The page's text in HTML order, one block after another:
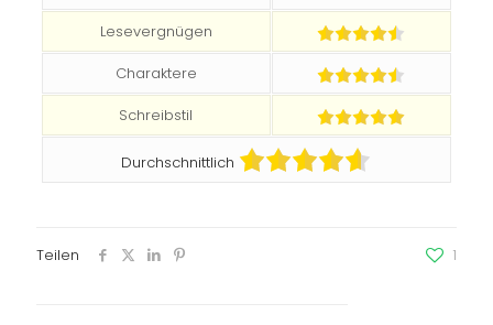
Lesevergnügen
Charaktere
Schreibstil
Durchschnittlich
Teilen 1